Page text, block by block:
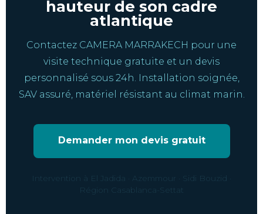
hauteur de son cadre
atlantique
Contactez CAMERA MARRAKECH pour une
visite technique gratuite et un devis
personnalisé sous 24h. Installation soignée,
SAV assuré, matériel résistant au climat marin.
Demander mon devis gratuit
Intervention à El Jadida · Azemmour · Sidi Bouzid ·
Région Casablanca-Settat